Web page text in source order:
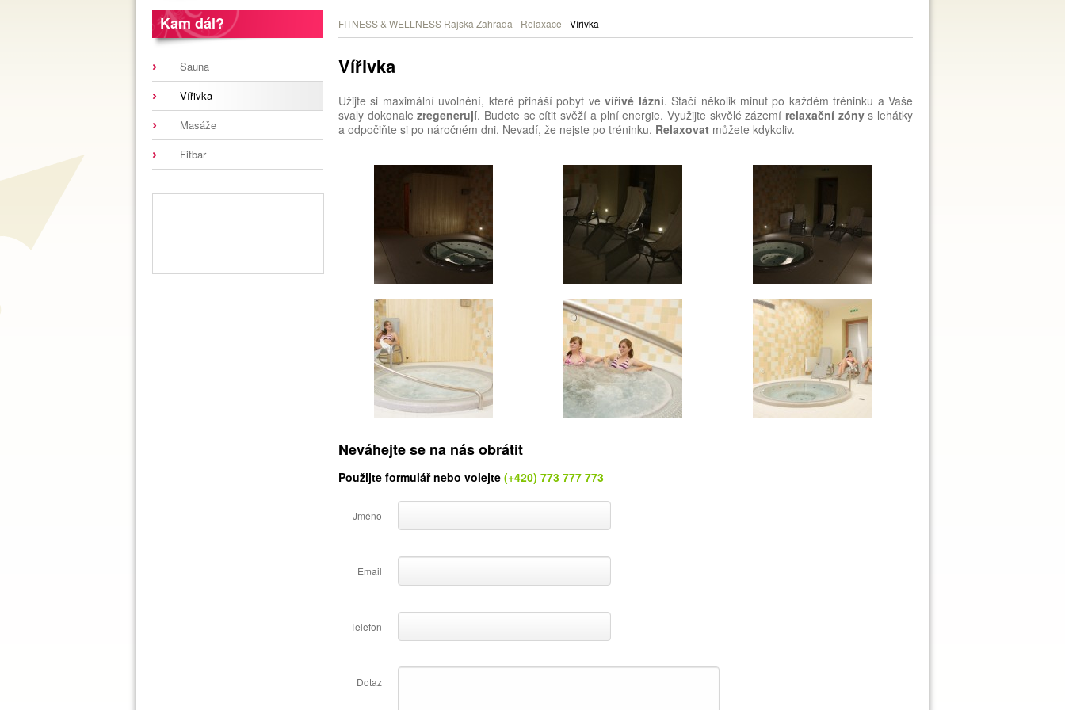
FITNESS & WELLNESS Rajská Zahrada - Relaxace - Vířivka
Vířivka
Užijte si maximální uvolnění, které přináší pobyt vevířivé lázni. Stačí několik minut po každém tréninku a Vaše
svaly dokonalezregenerují. Budete se cítit svěží a plní energie. Využijte skvělé zázemí relaxační zónys lehátky
a odpočiňte si po náročném dni. Nevadí, že nejste po tréninku. Relaxovat můžete kdykoliv.
Neváhejte se na nás obrátit
Použijte formulář nebo volejte (+420) 773 777 773
Jméno
Email
Telefon
Dotaz
Kam dál?
Sauna
Vířivka
Masáže
Fitbar